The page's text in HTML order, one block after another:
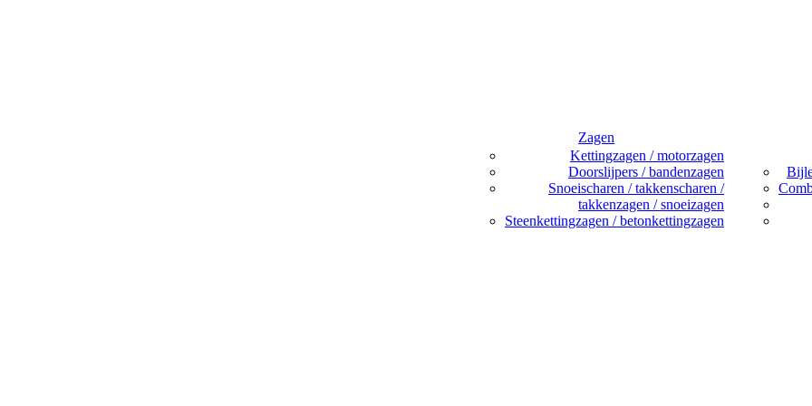
Zagen
Kettingzagen / motorzagen
Doorslijpers / bandenzagen
Snoeischaren / takkenscharen /
takkenzagen / snoeizagen
Steenkettingzagen / betonkettingzagen